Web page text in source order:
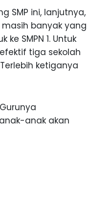
SMP ini, lanjutnya,
banyak yang
SMPN 1. Untuk
tiga sekolah
ketiganya
anak akan